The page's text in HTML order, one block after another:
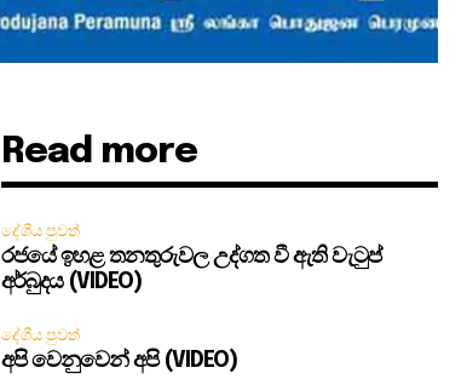
Read more
දේශීය පුවත්
රජයේ ඉහළ තනතුරුවල උද්ගත වී ඇති වැටුප්
අර්බුදය (VIDEO)
දේශීය පුවත්
අපි වෙනුවෙන් අපි (VIDEO)